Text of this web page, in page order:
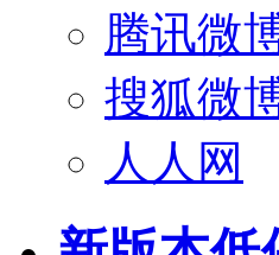
腾讯微
搜狐微
人人网